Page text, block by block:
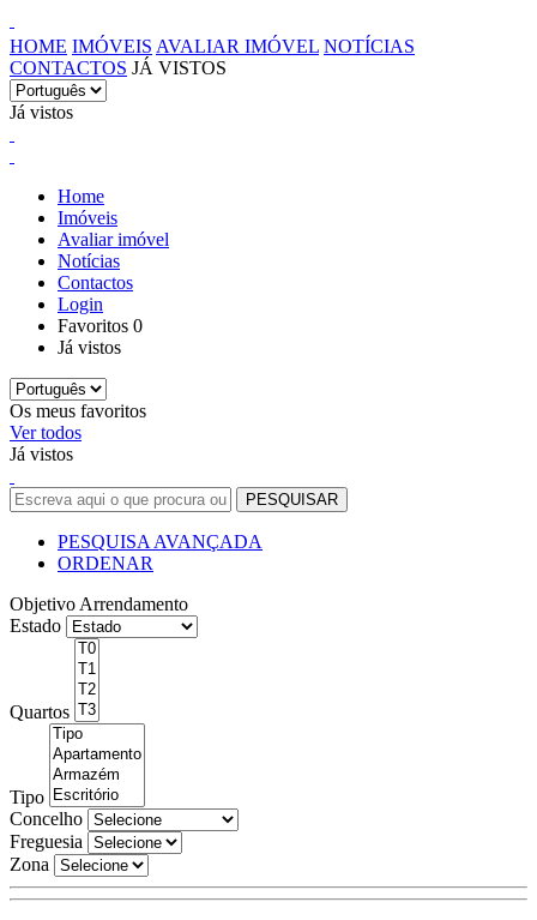
HOME IMÓVEIS AVALIAR IMÓVEL NOTÍCIAS
CONTACTOS JÁ VISTOS
Já vistos
Home
Imóveis
Avaliar imóvel
Notícias
Contactos
Login
Favoritos 0
Já vistos
Os meus favoritos
Ver todos
Já vistos
PESQUISA AVANÇADA
ORDENAR
Objetivo Arrendamento
Estado
Quartos
Tipo
Concelho
Freguesia
Zona